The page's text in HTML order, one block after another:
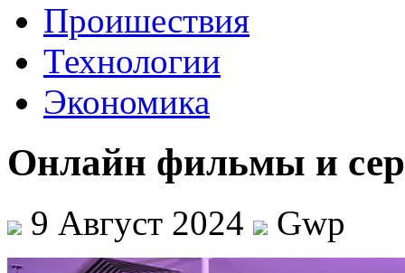
Проишествия
Технологии
Экономика
Онлайн фильмы и
9 Август 2024 Gwp